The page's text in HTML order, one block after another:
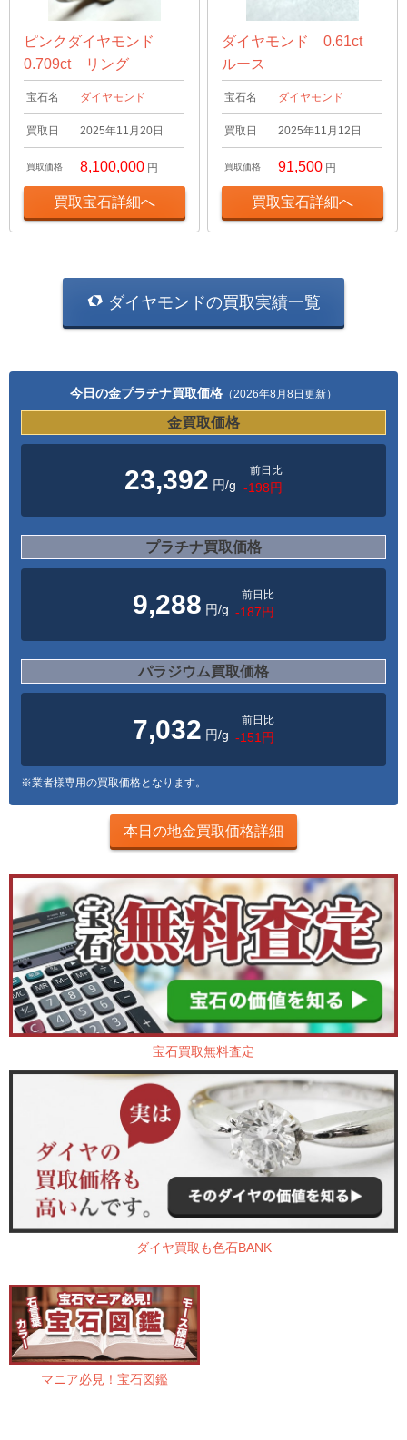
ピンクダイヤモンド
0.709ct リング
宝石名 ダイヤモンド
買取日 2025年11月20日
買取価格 8,100,000 円
買取宝石詳細へ
ダイヤモンド 0.61ct
ルース
宝石名 ダイヤモンド
買取日 2025年11月12日
買取価格 91,500 円
買取宝石詳細へ
ダイヤモンドの買取実績一覧
今日の金プラチナ買取価格 （2026年8月8日更新）
金買取価格
23,392 円/g
前日比
-198円
プラチナ買取価格
9,288 円/g
前日比
-187円
パラジウム買取価格
7,032 円/g
前日比
-151円
※業者様専用の買取価格となります。
本日の地金買取価格詳細
宝石買取無料査定
ダイヤ買取も色石BANK
マニア必見！宝石図鑑